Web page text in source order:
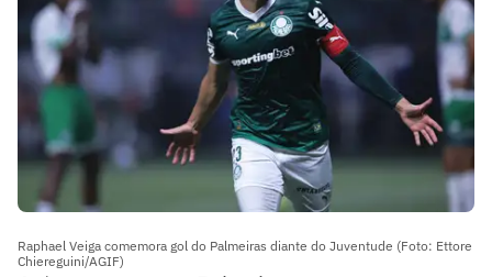
Raphael Veiga comemora gol do Palmeiras diante do Juventude (Foto: Ettore
Chiereguini/AGIF)